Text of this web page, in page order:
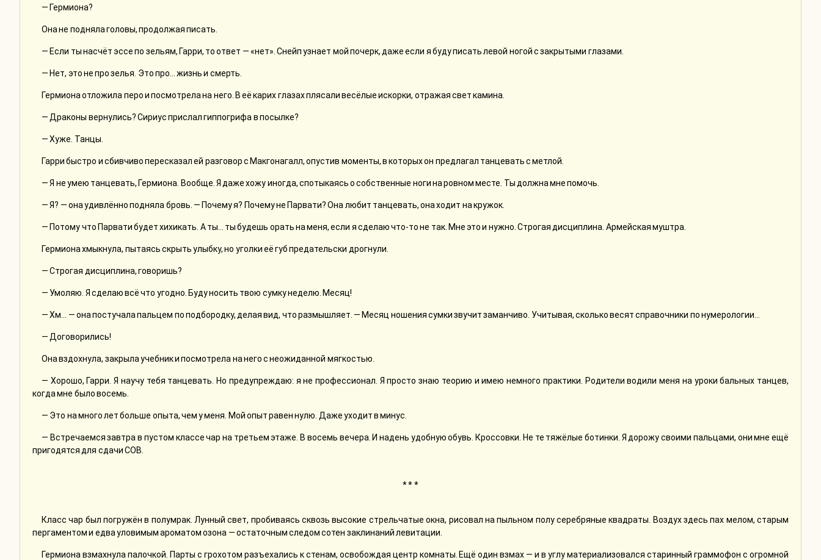
— Гермиона?
Она не подняла головы, продолжая писать.
— Если ты насчёт эссе по зельям, Гарри, то ответ — «нет». Снейп узнает мой почерк, даже если я буду писать левой ногой с закрытыми глазами.
— Нет, это не про зелья. Это про… жизнь и смерть.
Гермиона отложила перо и посмотрела на него. В её карих глазах плясали весёлые искорки, отражая свет камина.
— Драконы вернулись? Сириус прислал гиппогрифа в посылке?
— Хуже. Танцы.
Гарри быстро и сбивчиво пересказал ей разговор с Макгонагалл, опустив моменты, в которых он предлагал танцевать с метлой.
— Я не умею танцевать, Гермиона. Вообще. Я даже хожу иногда, спотыкаясь о собственные ноги на ровном месте. Ты должна мне помочь.
— Я? — она удивлённо подняла бровь. — Почему я? Почему не Парвати? Она любит танцевать, она ходит на кружок.
— Потому что Парвати будет хихикать. А ты… ты будешь орать на меня, если я сделаю что-то не так. Мне это и нужно. Строгая дисциплина. Армейская муштра.
Гермиона хмыкнула, пытаясь скрыть улыбку, но уголки её губ предательски дрогнули.
— Строгая дисциплина, говоришь?
— Умоляю. Я сделаю всё что угодно. Буду носить твою сумку неделю. Месяц!
— Хм… — она постучала пальцем по подбородку, делая вид, что размышляет. — Месяц ношения сумки звучит заманчиво. Учитывая, сколько весят справочники по нумерологии…
— Договорились!
Она вздохнула, закрыла учебник и посмотрела на него с неожиданной мягкостью.
— Хорошо, Гарри. Я научу тебя танцевать. Но предупреждаю: я не профессионал. Я просто знаю теорию и имею немного практики. Родители водили меня на уроки бальных танцев,
когда мне было восемь.
— Это на много лет больше опыта, чем у меня. Мой опыт равен нулю. Даже уходит в минус.
— Встречаемся завтра в пустом классе чар на третьем этаже. В восемь вечера. И надень удобную обувь. Кроссовки. Не те тяжёлые ботинки. Я дорожу своими пальцами, они мне ещё
пригодятся для сдачи СОВ.
* * *
Класс чар был погружён в полумрак. Лунный свет, пробиваясь сквозь высокие стрельчатые окна, рисовал на пыльном полу серебряные квадраты. Воздух здесь пах мелом, старым
пергаментом и едва уловимым ароматом озона — остаточным следом сотен заклинаний левитации.
Гермиона взмахнула палочкой. Парты с грохотом разъехались к стенам, освобождая центр комнаты. Ещё один взмах — и в углу материализовался старинный граммофон с огромной